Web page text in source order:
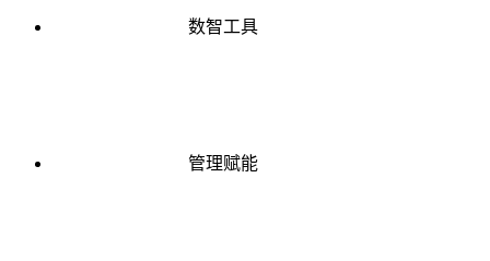
数智工具
管理赋能